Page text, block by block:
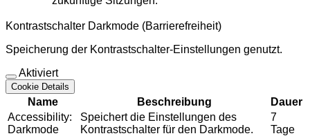
Kontrastschalter Darkmode (Barrierefreiheit)
Speicherung der Kontrastschalter-Einstellungen genutzt.
Aktiviert
Cookie Details
Name Beschreibung
Dauer
Accessibility:
Darkmode
Speichert die Einstellungen des
Kontrastschalter für den Darkmode.
7
Tage